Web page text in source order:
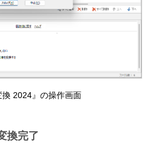
換 2024』の操作画面
換完了